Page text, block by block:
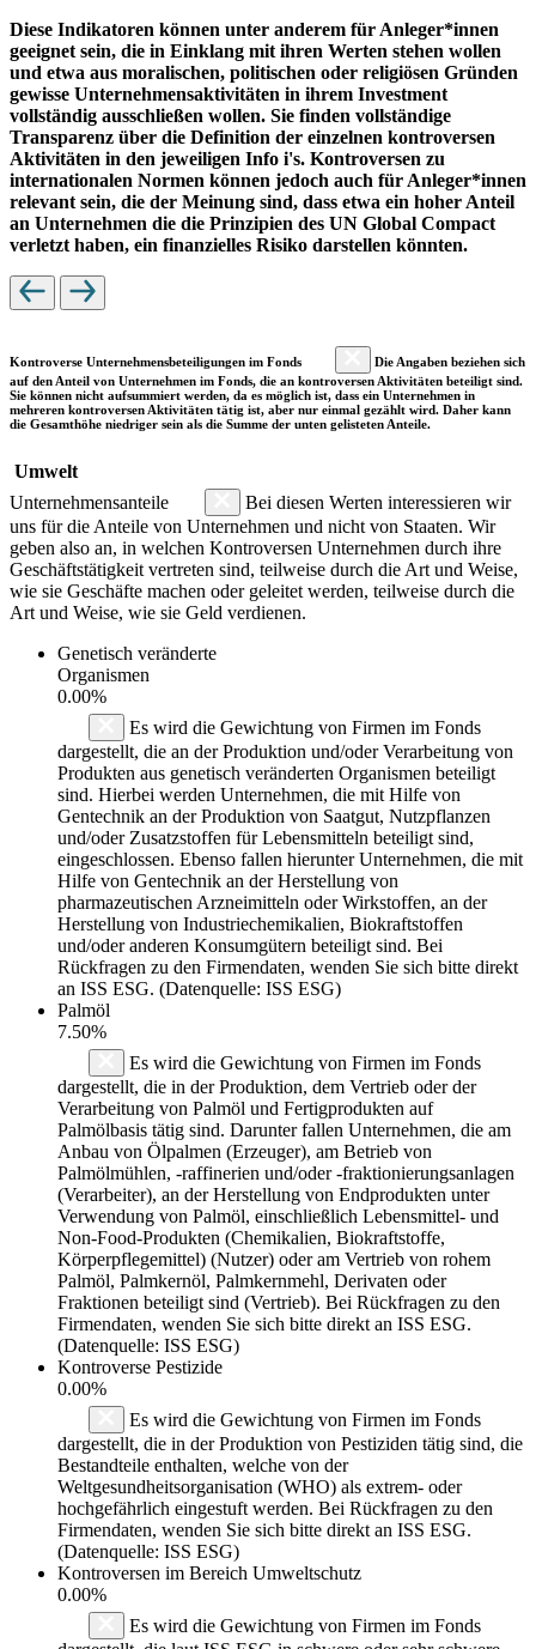
Diese Indikatoren können unter anderem für Anleger*innen
geeignet sein, die in Einklang mit ihren Werten stehen wollen
und etwa aus moralischen, politischen oder religiösen Gründen
gewisse Unternehmensaktivitäten in ihrem Investment
vollständig ausschließen wollen. Sie finden vollständige
Transparenz über die Definition der einzelnen kontroversen
Aktivitäten in den jeweiligen Info i's. Kontroversen zu
internationalen Normen können jedoch auch für Anleger*innen
relevant sein, die der Meinung sind, dass etwa ein hoher Anteil
an Unternehmen die die Prinzipien des UN Global Compact
verletzt haben, ein finanzielles Risiko darstellen könnten.
Kontroverse Unternehmensbeteiligungen im Fonds
Die Angaben beziehen sich
auf den Anteil von Unternehmen im Fonds, die an kontroversen Aktivitäten beteiligt sind.
Sie können nicht aufsummiert werden, da es möglich ist, dass ein Unternehmen in
mehreren kontroversen Aktivitäten tätig ist, aber nur einmal gezählt wird. Daher kann
die Gesamthöhe niedriger sein als die Summe der unten gelisteten Anteile.
Umwelt
Unternehmensanteile
Bei diesen Werten interessieren wir
uns für die Anteile von Unternehmen und nicht von Staaten. Wir
geben also an, in welchen Kontroversen Unternehmen durch ihre
Geschäftstätigkeit vertreten sind, teilweise durch die Art und Weise,
wie sie Geschäfte machen oder geleitet werden, teilweise durch die
Art und Weise, wie sie Geld verdienen.
Genetisch veränderte
Organismen
0.00%
Es wird die Gewichtung von Firmen im Fonds
dargestellt, die an der Produktion und/oder Verarbeitung von
Produkten aus genetisch veränderten Organismen beteiligt
sind. Hierbei werden Unternehmen, die mit Hilfe von
Gentechnik an der Produktion von Saatgut, Nutzpflanzen
und/oder Zusatzstoffen für Lebensmitteln beteiligt sind,
eingeschlossen. Ebenso fallen hierunter Unternehmen, die mit
Hilfe von Gentechnik an der Herstellung von
pharmazeutischen Arzneimitteln oder Wirkstoffen, an der
Herstellung von Industriechemikalien, Biokraftstoffen
und/oder anderen Konsumgütern beteiligt sind. Bei
Rückfragen zu den Firmendaten, wenden Sie sich bitte direkt
an ISS ESG. (Datenquelle: ISS ESG)
Palmöl
7.50%
Es wird die Gewichtung von Firmen im Fonds
dargestellt, die in der Produktion, dem Vertrieb oder der
Verarbeitung von Palmöl und Fertigprodukten auf
Palmölbasis tätig sind. Darunter fallen Unternehmen, die am
Anbau von Ölpalmen (Erzeuger), am Betrieb von
Palmölmühlen, -raffinerien und/oder -fraktionierungsanlagen
(Verarbeiter), an der Herstellung von Endprodukten unter
Verwendung von Palmöl, einschließlich Lebensmittel- und
Non-Food-Produkten (Chemikalien, Biokraftstoffe,
Körperpflegemittel) (Nutzer) oder am Vertrieb von rohem
Palmöl, Palmkernöl, Palmkernmehl, Derivaten oder
Fraktionen beteiligt sind (Vertrieb). Bei Rückfragen zu den
Firmendaten, wenden Sie sich bitte direkt an ISS ESG.
(Datenquelle: ISS ESG)
Kontroverse Pestizide
0.00%
Es wird die Gewichtung von Firmen im Fonds
dargestellt, die in der Produktion von Pestiziden tätig sind, die
Bestandteile enthalten, welche von der
Weltgesundheitsorganisation (WHO) als extrem- oder
hochgefährlich eingestuft werden. Bei Rückfragen zu den
Firmendaten, wenden Sie sich bitte direkt an ISS ESG.
(Datenquelle: ISS ESG)
Kontroversen im Bereich Umweltschutz
0.00%
Es wird die Gewichtung von Firmen im Fonds